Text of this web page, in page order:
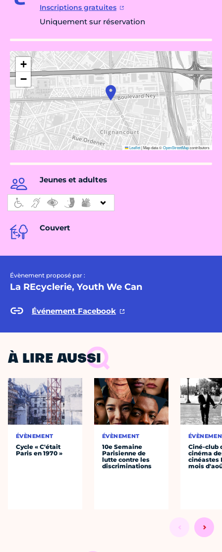
Inscriptions gratuites
Uniquement sur réservation
+
−
Leaflet|Map data ©OpenStreetMapcontributors
Jeunes et adultes
Couvert
Évènement proposé par :
La REcyclerie, Youth We Can
Événement Facebook
À LIRE AUSSI
ÉVÈNEMENT
Cycle « C'était
Paris en 1970 »
ÉVÈNEMENT
10e Semaine
Parisienne de
lutte contre les
discriminations
Ciné-club
cinéma
cinéastes
mois